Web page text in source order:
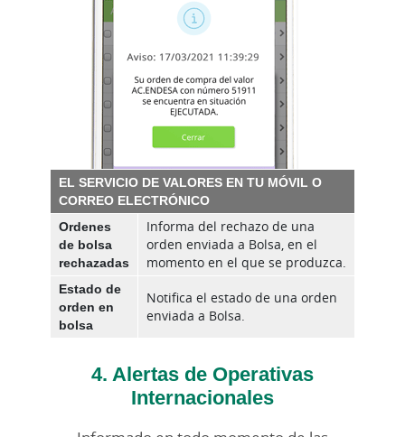
EL SERVICIO DE VALORES EN TU MÓVIL O
CORREO ELECTRÓNICO
Ordenes
de bolsa
rechazadas
Informa del rechazo de una
orden enviada a Bolsa, en el
momento en el que se produzca.
Estado de
orden en
bolsa
Notifica el estado de una orden
enviada a Bolsa.
4. Alertas de Operativas
Internacionales